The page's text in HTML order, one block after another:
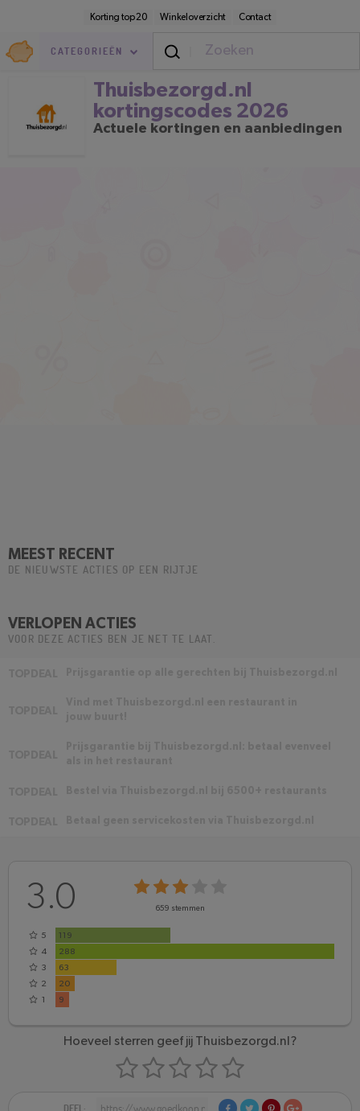
inhoud
Korting top 20 Winkeloverzicht Contact
Goedkoop.nl
CATEGORIEËN
Thuisbezorgd.nl kortingscodes
Thuisbezorgd.nl
kortingscodes 2026
Actuele kortingen en aanbiedingen
MEEST RECENT
DE NIEUWSTE ACTIES OP EEN RIJTJE
VERLOPEN ACTIES
VOOR DEZE ACTIES BEN JE NET TE LAAT.
3.0 659 stemmen
5
119
4
288
3
63
2
20
1
9
Hoeveel sterren geef jij Thuisbezorgd.nl?
DEEL: